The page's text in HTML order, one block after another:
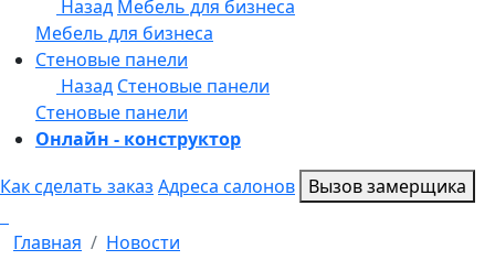
Онлайн - конструктор
Как сделать заказ Адреса салонов Вызов замерщика
Главная
Новости